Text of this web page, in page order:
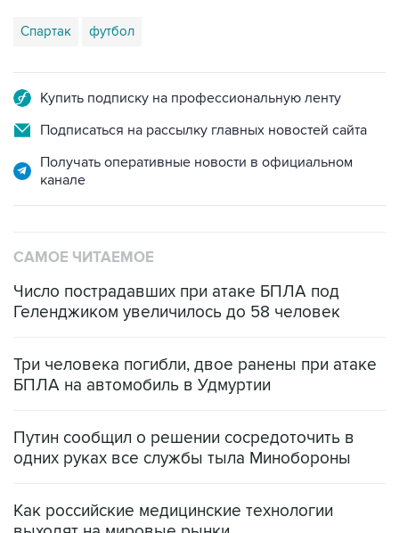
Спартак футбол
Купить подписку на профессиональную ленту
Подписаться на рассылку главных новостей сайта
Получать оперативные новости в официальном
канале
САМОЕ ЧИТАЕМОЕ
Число пострадавших при атаке БПЛА под
Геленджиком увеличилось до 58 человек
Три человека погибли, двое ранены при атаке
БПЛА на автомобиль в Удмуртии
Путин сообщил о решении сосредоточить в
одних руках все службы тыла Минобороны
Как российские медицинские технологии